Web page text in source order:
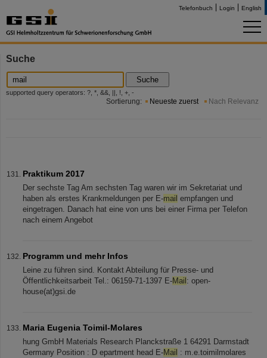
Telefonbuch Login English
Suche
Suche
supported query operators: ?, *, &&, ||, !, +, -
Sortierung: Neueste zuerst Nach Relevanz
Praktikum 2017
Der sechste Tag Am sechsten Tag waren wir im Sekretariat und
haben als erstes Krankmeldungen per E-mail empfangen und
eingetragen. Danach hat eine von uns bei einer Firma per Telefon
nach einem Angebot
Programm und mehr Infos
Leine zu führen sind. Kontakt Abteilung für Presse- und
Öffentlichkeitsarbeit Tel.: 06159-71-1397 E-Mail : open-
house(at)gsi.de
Maria Eugenia Toimil-Molares
hung GmbH Materials Research Planckstraße 1 64291 Darmstadt
Germany Position : D epartment head E-Mail : m.e.toimilmolares